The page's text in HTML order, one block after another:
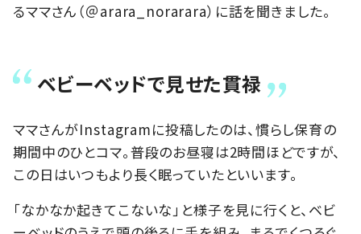
るママさん（＠arara_norarara）に話を聞きました。
ベビーベッドで見せた貫禄
ママさんがInstagramに投稿したのは、慣らし保育の
期間中のひとコマ。普段のお昼寝は2時間ほどですが、
この日はいつもより長く眠っていたといいます。
「なかなか起きてこないな」と様子を見に行くと、ベビ